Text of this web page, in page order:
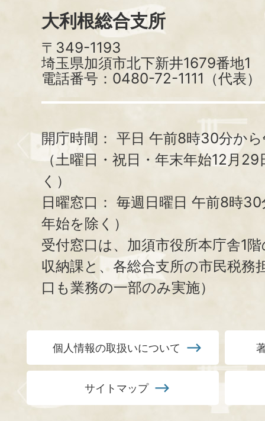
大利根総合支所
〒349-1193
埼玉県加須市北下新井1679番地1
電話番号：0480-72-1111（代表）
開庁時間： 平日 午前8時30分か
（土曜日・祝日・年末年始12月
く）
日曜窓口： 毎週日曜日 午前8時
年始を除く）
受付窓口は、加須市役所本庁舎1
収納課と、 各総合支所の市民税務
口も業務の一部のみ実施）
個人情報の取扱いについて
サイトマップ